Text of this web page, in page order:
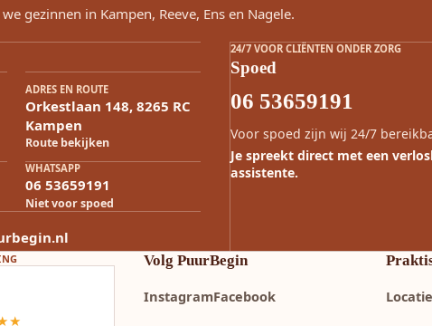
gezinnen in Kampen, Reeve, Ens en Nagele.
ADRES EN ROUTE
Orkestlaan 148, 8265 RC
Kampen
Route bekijken
WHATSAPP
06 53659191
Niet voor spoed
24/7 VOOR CLIËNTEN ONDER ZORG
Spoed
06 53659191
Voor spoed zijn wij 24/7
Je spreekt direct met een
assistente.
Volg PuurBegin
InstagramFacebook Locatie